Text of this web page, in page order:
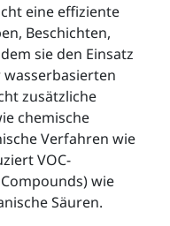
eine effiziente
Beschichten,
sie den Einsatz
zusätzliche
chemische
Verfahren wie
VOC-
wie
Säuren.